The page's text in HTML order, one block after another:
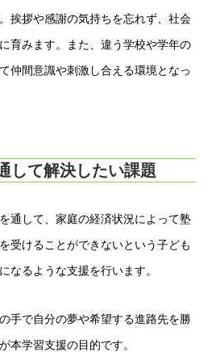
挨拶や感謝の気持ちを忘れず、社会
育みます。また、違う学校や学年の
仲間意識や刺激し合える環境となっ
して解決したい課題
通して、家庭の経済状況によって塾
受けることができないという子ども
なるような支援を行います。
手で自分の夢や希望する進路先を勝
本学習支援の目的です。